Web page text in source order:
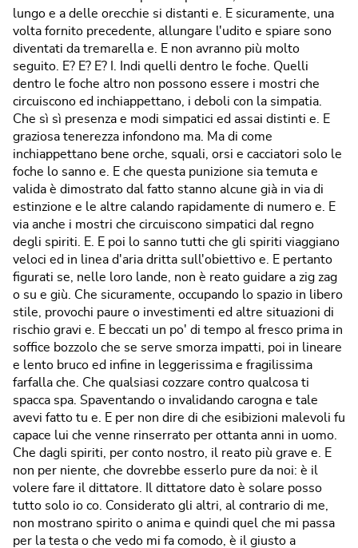
lungo e a delle orecchie si distanti e. E sicuramente, una
volta fornito precedente, allungare l'udito e spiare sono
diventati da tremarella e. E non avranno più molto
seguito. E? E? E? I. Indi quelli dentro le foche. Quelli
dentro le foche altro non possono essere i mostri che
circuiscono ed inchiappettano, i deboli con la simpatia.
Che sì sì presenza e modi simpatici ed assai distinti e. E
graziosa tenerezza infondono ma. Ma di come
inchiappettano bene orche, squali, orsi e cacciatori solo le
foche lo sanno e. E che questa punizione sia temuta e
valida è dimostrato dal fatto stanno alcune già in via di
estinzione e le altre calando rapidamente di numero e. E
via anche i mostri che circuiscono simpatici dal regno
degli spiriti. E. E poi lo sanno tutti che gli spiriti viaggiano
veloci ed in linea d'aria dritta sull'obiettivo e. E pertanto
figurati se, nelle loro lande, non è reato guidare a zig zag
o su e giù. Che sicuramente, occupando lo spazio in libero
stile, provochi paure o investimenti ed altre situazioni di
rischio gravi e. E beccati un po' di tempo al fresco prima in
soffice bozzolo che se serve smorza impatti, poi in lineare
e lento bruco ed infine in leggerissima e fragilissima
farfalla che. Che qualsiasi cozzare contro qualcosa ti
spacca spa. Spaventando o invalidando carogna e tale
avevi fatto tu e. E per non dire di che esibizioni malevoli fu
capace lui che venne rinserrato per ottanta anni in uomo.
Che dagli spiriti, per conto nostro, il reato più grave e. E
non per niente, che dovrebbe esserlo pure da noi: è il
volere fare il dittatore. Il dittatore dato è solare posso
tutto solo io co. Considerato gli altri, al contrario di me,
non mostrano spirito o anima e quindi quel che mi passa
per la testa o che vedo mi fa comodo, è il giusto a